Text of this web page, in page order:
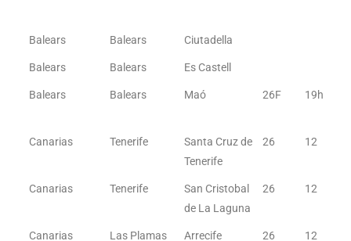
Balears Balears Ciutadella
Balears Balears Es Castell
Balears Balears Maó 26F 19h
Canarias Tenerife
Santa Cruz de
Tenerife
26 12
Canarias Tenerife
San Cristobal
de La Laguna
26 12
Canarias Las Plamas Arrecife 26 12